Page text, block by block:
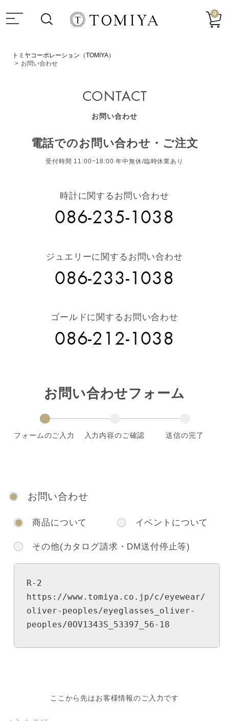
0
トミヤコーポレーション（TOMIYA）
お問い合わせ
CONTACT
お問い合わせ
電話でのお問い合わせ・ご注文
受付時間 11:00~18:00 年中無休/臨時休業あり
時計に関するお問い合わせ
086-235-1038
ジュエリーに関するお問い合わせ
086-233-1038
ゴールドに関するお問い合わせ
086-212-1038
お問い合わせフォーム
フォームのご入力 入力内容のご確認 送信の完了
お問い合わせ
商品について イベントについて
その他(カタログ請求・DM送付停止等)
ここから先はお客様情報のご入力です